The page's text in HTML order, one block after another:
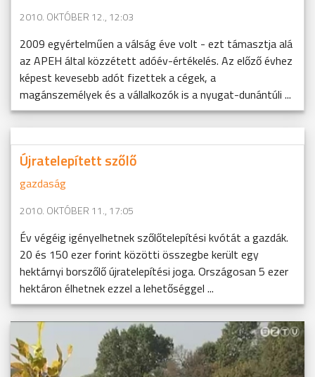
2010. OKTÓBER 12., 12:03
2009 egyértelműen a válság éve volt - ezt támasztja alá
az APEH által közzétett adóév-értékelés. Az előző évhez
képest kevesebb adót fizettek a cégek, a
magánszemélyek és a vállalkozók is a nyugat-dunántúli ...
Újratelepített szőlő
gazdaság
2010. OKTÓBER 11., 17:05
Év végéig igényelhetnek szőlőtelepítési kvótát a gazdák.
20 és 150 ezer forint közötti összegbe került egy
hektárnyi borszőlő újratelepítési joga. Országosan 5 ezer
hektáron élhetnek ezzel a lehetőséggel ...